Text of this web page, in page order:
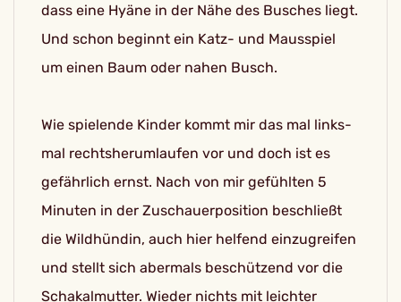
dass eine Hyäne in der Nähe des Busches liegt.
Und schon beginnt ein Katz- und Mausspiel
um einen Baum oder nahen Busch.
Wie spielende Kinder kommt mir das mal links-
mal rechtsherumlaufen vor und doch ist es
gefährlich ernst. Nach von mir gefühlten 5
Minuten in der Zuschauerposition beschließt
die Wildhündin, auch hier helfend einzugreifen
und stellt sich abermals beschützend vor die
Schakalmutter. Wieder nichts mit leichter